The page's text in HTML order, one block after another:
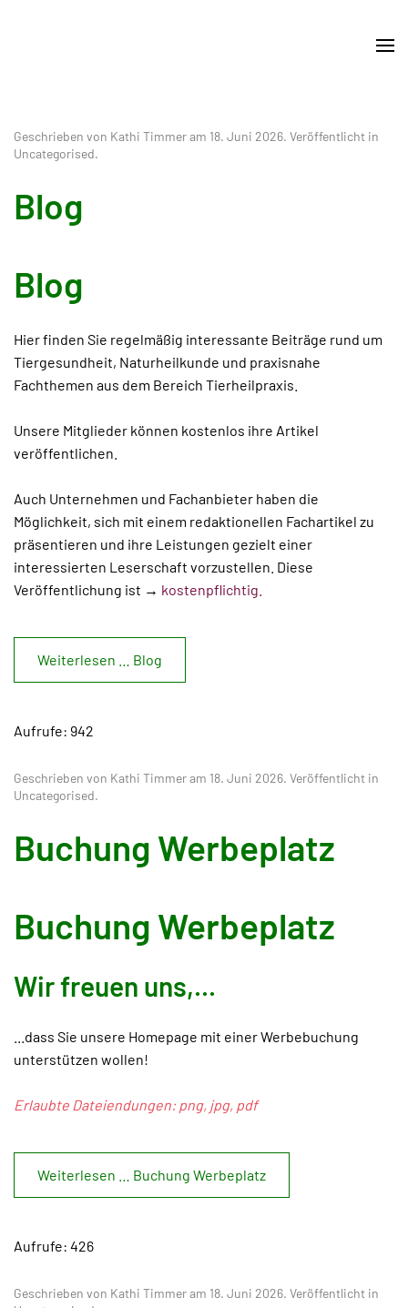
Geschrieben von Kathi Timmer am 18. Juni 2026. Veröffentlicht in
Uncategorised.
Blog
Blog
Hier finden Sie regelmäßig interessante Beiträge rund um
Tiergesundheit, Naturheilkunde und praxisnahe
Fachthemen aus dem Bereich Tierheilpraxis.
Unsere Mitglieder können kostenlos ihre Artikel
veröffentlichen.
Auch Unternehmen und Fachanbieter haben die
Möglichkeit, sich mit einem redaktionellen Fachartikel zu
präsentieren und ihre Leistungen gezielt einer
interessierten Leserschaft vorzustellen. Diese
Veröffentlichung ist → kostenpflichtig.
Weiterlesen … Blog
Aufrufe: 942
Geschrieben von Kathi Timmer am 18. Juni 2026. Veröffentlicht in
Uncategorised.
Buchung Werbeplatz
Buchung Werbeplatz
Wir freuen uns,...
...dass Sie unsere Homepage mit einer Werbebuchung
unterstützen wollen!
Erlaubte Dateiendungen: png, jpg, pdf
Weiterlesen … Buchung Werbeplatz
Aufrufe: 426
Geschrieben von Kathi Timmer am 18. Juni 2026. Veröffentlicht in